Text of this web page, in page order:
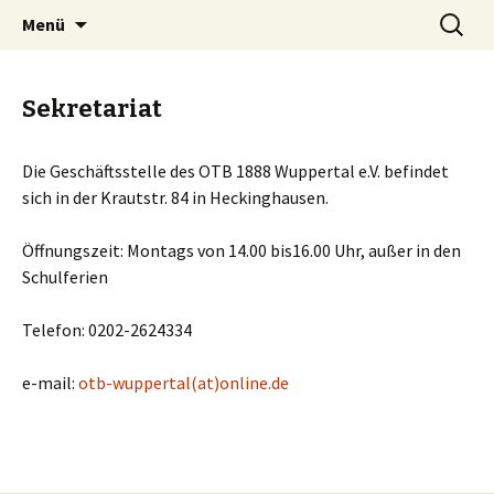
OTB-Wuppertal
Menü
Suchen
nach:
Sekretariat
Die Geschäftsstelle des OTB 1888 Wuppertal e.V. befindet
sich in der Krautstr. 84 in Heckinghausen.
Öffnungszeit: Montags von 14.00 bis16.00 Uhr, außer in den
Schulferien
Telefon: 0202-2624334
e-mail: otb-wuppertal(at)online.de